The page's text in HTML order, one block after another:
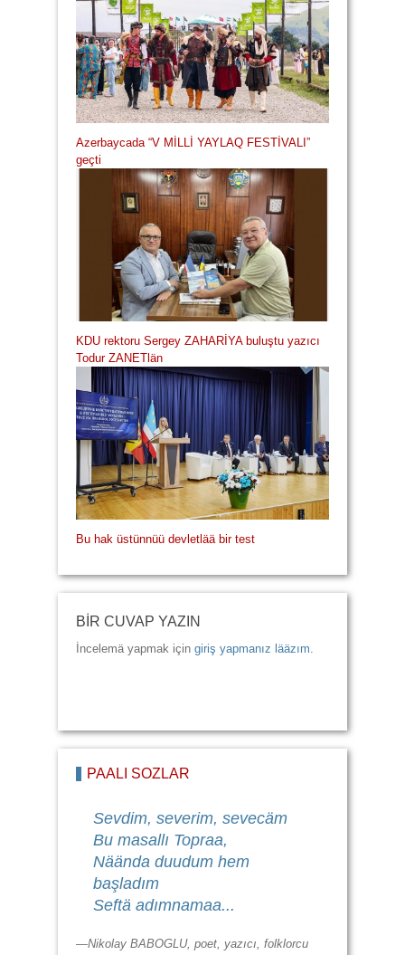
Azerbaycada “V MİLLİ YAYLAQ FESTİVALI”
geçti
KDU rektoru Sergey ZAHARİYA buluştu yazıcı
Todur ZANETlän
Bu hak üstünnüü devletlää bir test
BİR CUVAP YAZIN
İncelemä yapmak için giriş yapmanız lääzım.
PAALI SÖZLÄR
Sevdim, severim, sevecäm
Bu masallı Topraa,
Näända duudum hem
başladım
Seftä adımnamaa...
—Nikolay BABOGLU, poet, yazıcı, folklorcu